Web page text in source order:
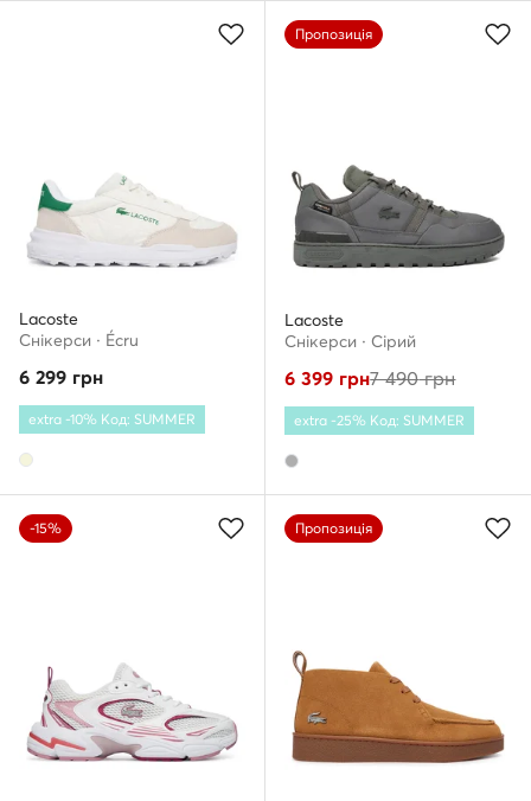
Lacoste
Снікерcи · Écru
6 299 грн
extra -10% Код: SUMMER
Пропозиція
Lacoste
Снікерcи · Сірий
6 399 грн7 490грн
extra -25% Код: SUMMER
-15% Пропозиція